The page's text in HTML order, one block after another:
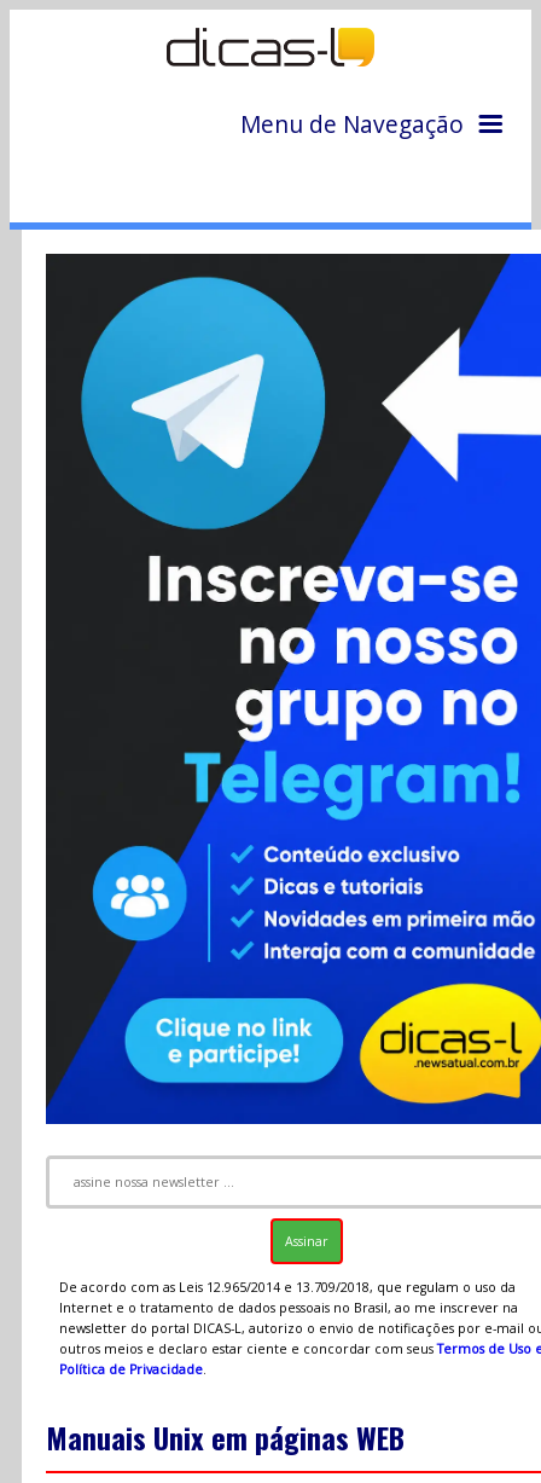
Menu de Navegação
Colunas
Colaboradores
Cursos
Enviar Dica
Contato
RSS
De acordo com as Leis 12.965/2014 e 13.709/2018, que regulam o uso da
Internet e o tratamento de dados pessoais no Brasil, ao me inscrever na
newsletter do portal DICAS-L, autorizo o envio de notificações por e-mail
outros meios e declaro estar ciente e concordar com seusTermos de Uso
Política de Privacidade.
Manuais Unix em páginas WEB